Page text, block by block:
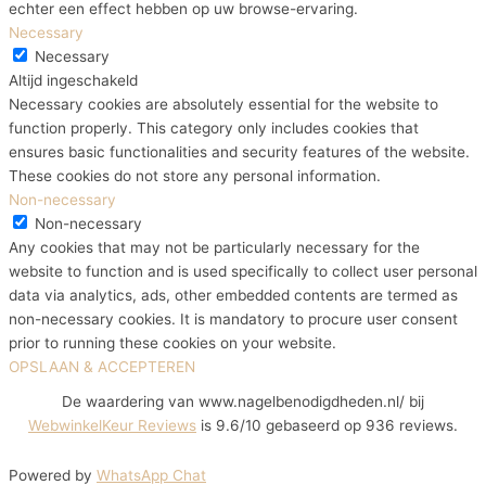
echter een effect hebben op uw browse-ervaring.
Necessary
Necessary
Altijd ingeschakeld
Necessary cookies are absolutely essential for the website to
function properly. This category only includes cookies that
ensures basic functionalities and security features of the website.
These cookies do not store any personal information.
Non-necessary
Non-necessary
Any cookies that may not be particularly necessary for the
website to function and is used specifically to collect user personal
data via analytics, ads, other embedded contents are termed as
non-necessary cookies. It is mandatory to procure user consent
prior to running these cookies on your website.
OPSLAAN & ACCEPTEREN
De waardering van www.nagelbenodigdheden.nl/ bij
WebwinkelKeur Reviews is 9.6/10 gebaseerd op 936 reviews.
Powered by WhatsApp Chat